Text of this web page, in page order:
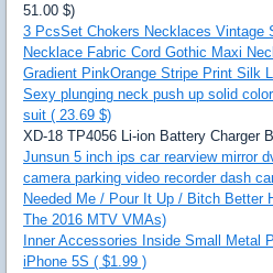
51.00 $)
3 PcsSet Chokers Necklaces Vintage
Necklace Fabric Cord Gothic Maxi
Gradient PinkOrange Stripe Print Silk
Sexy plunging neck push up solid
suit ( 23.69 $)
XD-18 TP4056 Li-ion Battery Charger
Junsun 5 inch ips car rearview mirror
camera parking video recorder dash
Needed Me / Pour It Up / Bitch Better
The 2016 MTV VMAs)
Inner Accessories Inside Small Metal
iPhone 5S ( $1.99 )